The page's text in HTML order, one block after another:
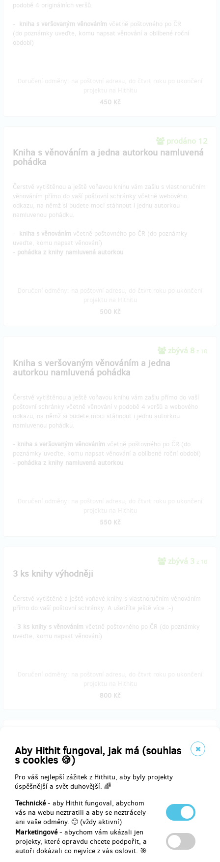
Aby Hithit fungoval, jak má (souhlas
s cookies 🍪)
Pro váš nejlepší zážitek z Hithitu, aby byly projekty
úspěšnější a svět duhovější. 🌈
Technické- aby Hithit fungoval, abychom
vás na webu neztratili a aby se neztrácely
ani vaše odměny. 🙂 (vždy aktivní)
Marketingové- abychom vám ukázali jen
projekty, které opravdu chcete podpořit, a
autoři dokázali co nejvíce z vás oslovit. 🎯
podobě 4 originálních veršů.
- kniha s veršovaným věnováním včetně poštovného po ČR
(do poznámky uveďte, komu napsat věnování a oblíbené roční
období)
450 Kč
prodáno 12
Kniha s věnováním a jedna autorkou namluvená
pohádka
Čerstvě vytištěnou a ještě voňavou knihu vám zašlu s vlastnoručním
věnováním přímo do vaší poštovní schránky včetně webového
odkazu, na němž si budete moci stáhnout i jednu autorkou
namluvenou pohádku.
- kniha s věnováním včetně poštovného po ČR (do poznámky
uveďte, komu napsat věnování)
- pohádka z knihy namluvená autorkou
500 Kč
zbývá 8 z 10
Kniha s veršovaným věnováním a jedna
autorkou namluvená pohádka
Čerstvě vytištěnou a ještě voňavou knihu vám zašlu přímo do vaší
poštovní schránky včetně věnování v podobě 4 veršů a webového
odkazu, na němž si budete moci stáhnout i jednu autorkou
namluvenou pohádku.
- kniha s veršovaným věnováním včetně poštovného po ČR (do
poznámky uveďte, komu napsat věnování a oblíbené roční období)
- pohádka z knihy namluvená autorkou
550 Kč
zbývá 3 z 10
3 ks knihy výhodněji
Čerstvě vytištěné a ještě voňavé knihy s vlastnoručním věnováním
přímo do vaší poštovní schránky. A ušetříte ještě více :-)
- 3 ks knihy s věnováním včetně poštovného po ČR (do poznámky
uveďte, komu napsat věnování)
800 Kč
Kniha s věnováním a VIP pozvánkou na autorské
čtení
Čerstvě vytištěnou a ještě voňavou knihu vám zašlu s vlastnoručním
věnováním přímo do vaší poštovní schránky včetně VIP pozvánky na
autorské čtení v Praze (termín a místo budou upřesněny). Poslech
pohádek si budete moci vychutnat spolu s šálkem gruzínského čaje
nebo kávy a kouskem domácího koláče, které pro vás osobně
připraví Hela a Jirka - zakladatelé pojízdné kavárny
-kniha s věnováním včetně poštovného po ČR
(do poznámky uveďte, komu napsat věnování)